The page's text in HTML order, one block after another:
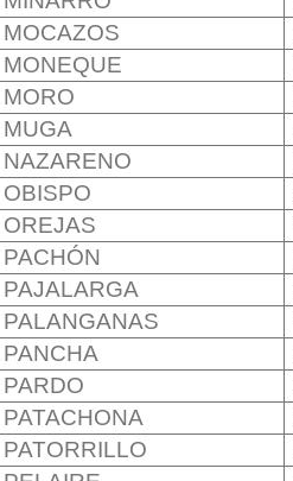
MOCAZOS
MONEQUE
MORO
MUGA
NAZARENO
OBISPO
OREJAS
PACHÓN
PAJALARGA
PALANGANAS
PANCHA
PARDO
PATACHONA
PATORRILLO